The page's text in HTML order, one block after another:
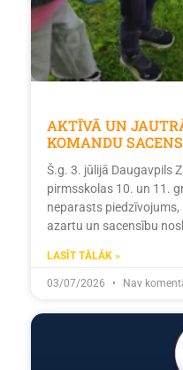
AKTĪVĀ UN
KOMANDU
Š.g. 3. jūlijā Daugavpils
pirmsskolas 10. un 11.
neparasts piedzīvojums,
azartu un sacensību
LASĪT TĀLĀK »
03/07/2026 Nav